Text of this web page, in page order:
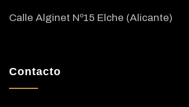
Calle Alginet Nº15 Elche (Alicante)
Contacto